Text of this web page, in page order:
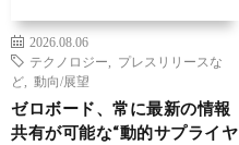
2026.08.06
テクノロジー
プレスリリースな
ど
動向/展望
ゼロボード、常に最新の情報
共有が可能な“動的サプライヤ